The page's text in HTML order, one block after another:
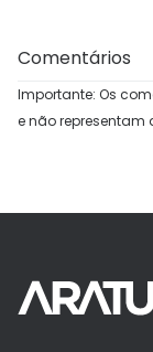
Comentários
Importante: Os
e não representam